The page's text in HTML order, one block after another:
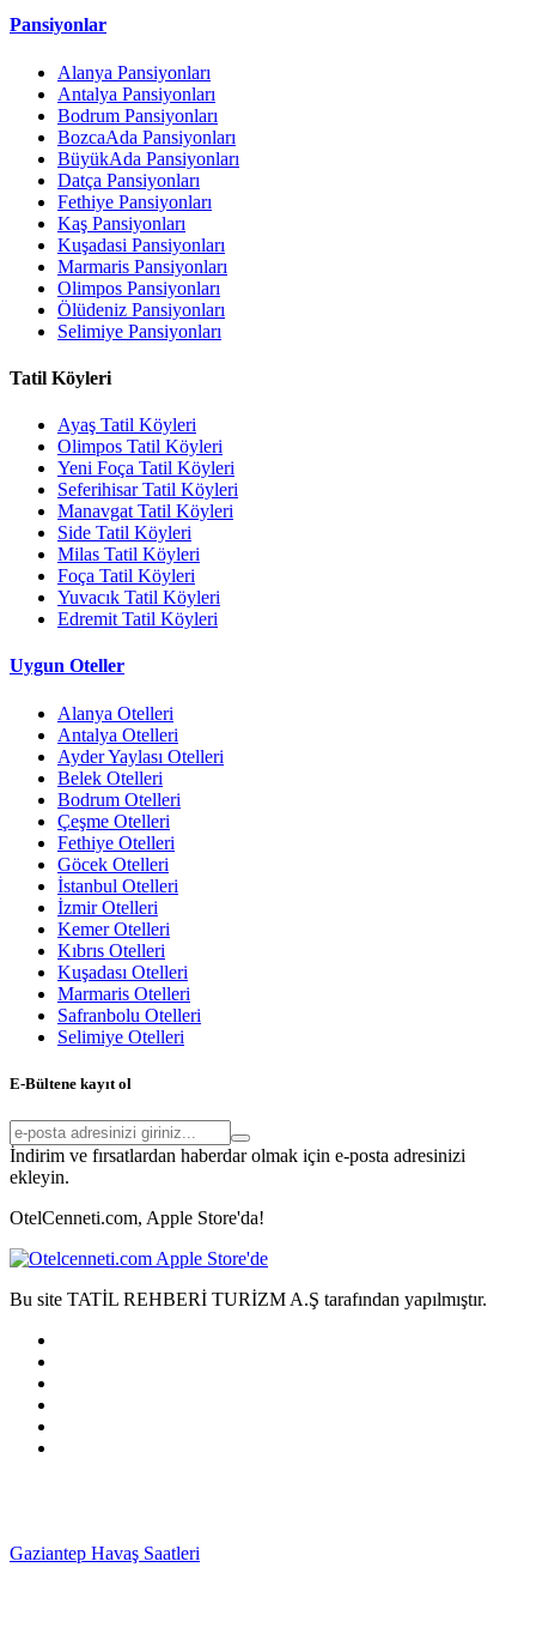
Pansiyonlar
Alanya Pansiyonları
Antalya Pansiyonları
Bodrum Pansiyonları
BozcaAda Pansiyonları
BüyükAda Pansiyonları
Datça Pansiyonları
Fethiye Pansiyonları
Kaş Pansiyonları
Kuşadasi Pansiyonları
Marmaris Pansiyonları
Olimpos Pansiyonları
Ölüdeniz Pansiyonları
Selimiye Pansiyonları
Tatil Köyleri
Ayaş Tatil Köyleri
Olimpos Tatil Köyleri
Yeni Foça Tatil Köyleri
Seferihisar Tatil Köyleri
Manavgat Tatil Köyleri
Side Tatil Köyleri
Milas Tatil Köyleri
Foça Tatil Köyleri
Yuvacık Tatil Köyleri
Edremit Tatil Köyleri
Uygun Oteller
Alanya Otelleri
Antalya Otelleri
Ayder Yaylası Otelleri
Belek Otelleri
Bodrum Otelleri
Çeşme Otelleri
Fethiye Otelleri
Göcek Otelleri
İstanbul Otelleri
İzmir Otelleri
Kemer Otelleri
Kıbrıs Otelleri
Kuşadası Otelleri
Marmaris Otelleri
Safranbolu Otelleri
Selimiye Otelleri
E-Bültene kayıt ol
İndirim ve fırsatlardan haberdar olmak için e-posta adresinizi
ekleyin.
OtelCenneti.com, Apple Store'da!
Bu site TATİL REHBERİ TURİZM A.Ş tarafından yapılmıştır.
Gaziantep Havaş Saatleri